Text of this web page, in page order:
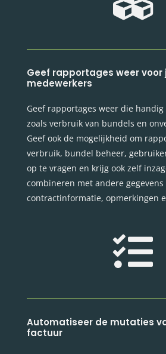
Geef rapportages weer voor
medewerkers
Geef rapportages weer die
zoals verbruik van bundels en
Geef ook de mogelijkheid om
verbruik, bundel beheer,
op te vragen en krijg ook zelf
combineren met andere gegevens
contractinformatie, opmerkingen

Automatiseer de mutaties
factuur